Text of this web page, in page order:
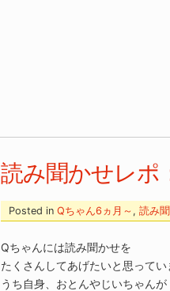
読み聞かせレポ
Posted in Qちゃん6ヵ月～ , 読み
Qちゃんには読み聞かせを
たくさんしてあげたいと思ってい
うち自身、おとんやじいちゃんが